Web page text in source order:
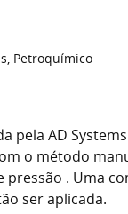
Petroquímico
pela AD
o método
. Uma
ser aplicada.